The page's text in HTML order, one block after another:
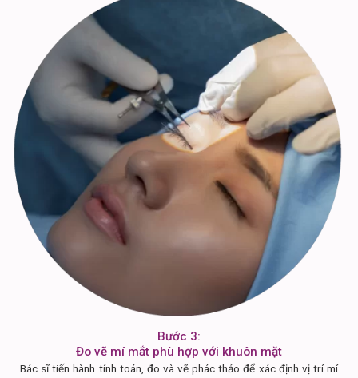
Bước 3:
Đo vẽ mí mắt phù hợp với khuôn mặt
Bác sĩ tiến hành tính toán, đo và vẽ phác thảo để xác định vị trí mí